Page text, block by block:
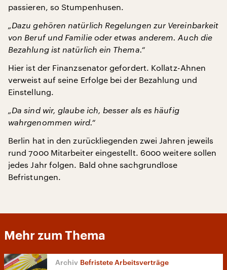
passieren, so Stumpenhusen.
„Dazu gehören natürlich Regelungen zur Vereinbarkeit
von Beruf und Familie oder etwas anderem. Auch die
Bezahlung ist natürlich ein Thema.“
Hier ist der Finanzsenator gefordert. Kollatz-Ahnen
verweist auf seine Erfolge bei der Bezahlung und
Einstellung.
„Da sind wir, glaube ich, besser als es häufig
wahrgenommen wird.“
Berlin hat in den zurückliegenden zwei Jahren jeweils
rund 7000 Mitarbeiter eingestellt. 6000 weitere sollen
jedes Jahr folgen. Bald ohne sachgrundlose
Befristungen.
Mehr zum Thema
Befristete Arbeitsverträge